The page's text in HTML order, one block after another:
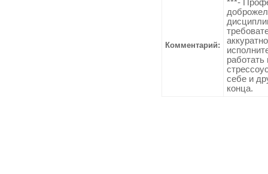
Комментарий:
***-
работать
себе и
конца.